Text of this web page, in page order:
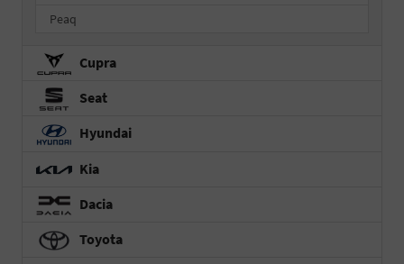
Peaq
Cupra
Seat
Hyundai
Kia
Dacia
Toyota